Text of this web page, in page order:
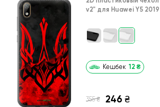
v2" для Huawei Y5 2019
Кешбек 12 ₴
355 ₴ 246 ₴